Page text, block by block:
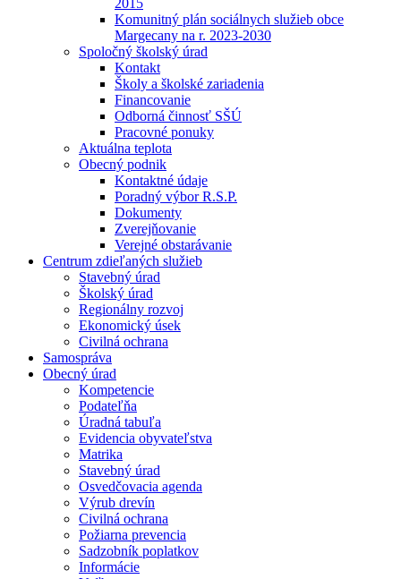
2015
Komunitný plán sociálnych služieb obce
Margecany na r. 2023-2030
Spoločný školský úrad
Kontakt
Školy a školské zariadenia
Financovanie
Odborná činnosť SŠÚ
Pracovné ponuky
Aktuálna teplota
Obecný podnik
Kontaktné údaje
Poradný výbor R.S.P.
Dokumenty
Zverejňovanie
Verejné obstarávanie
Centrum zdieľaných služieb
Stavebný úrad
Školský úrad
Regionálny rozvoj
Ekonomický úsek
Civilná ochrana
Samospráva
Obecný úrad
Kompetencie
Podateľňa
Úradná tabuľa
Evidencia obyvateľstva
Matrika
Stavebný úrad
Osvedčovacia agenda
Výrub drevín
Civilná ochrana
Požiarna prevencia
Sadzobník poplatkov
Informácie